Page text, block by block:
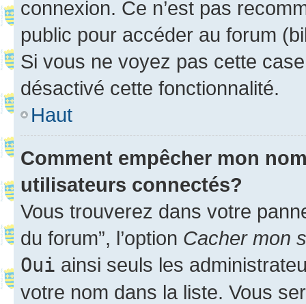
connexion. Ce n’est pas
public pour accéder au forum
Si vous ne voyez pas cette
désactivé cette fonctionnalité.
Haut
Comment empêcher mon
utilisateurs connectés?
Vous trouverez dans votre
du forum”, l’option Cacher mon
Oui ainsi seuls les
votre nom dans la liste. Vous